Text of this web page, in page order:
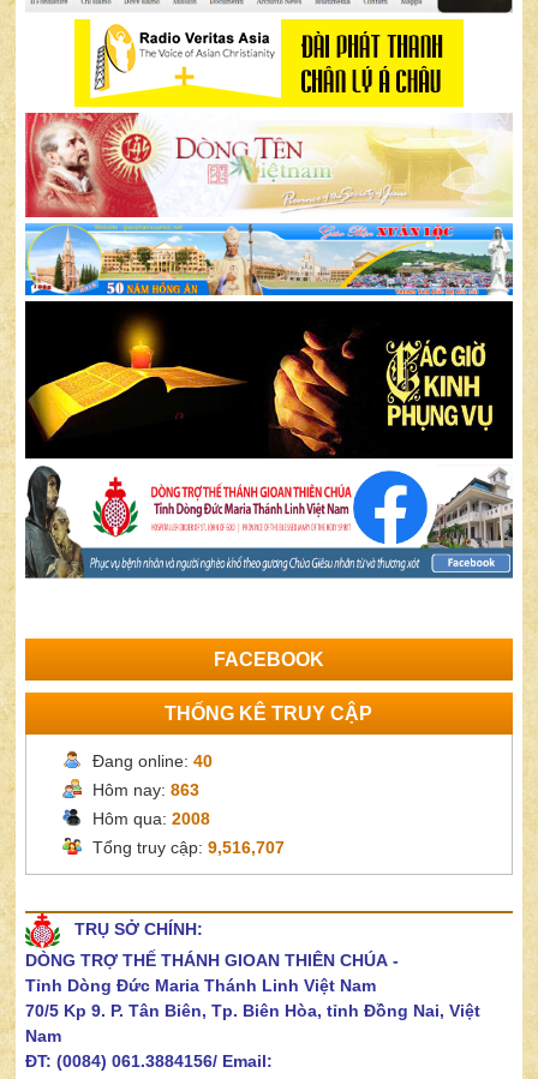
FACEBOOK
THỐNG KÊ TRUY CẬP
Đang online:40
Hôm nay:863
Hôm qua:2008
Tổng truy cập:9,516,707
TRỤ SỞ CHÍNH:
DÒNG TRỢ THẾ THÁNH GIOAN THIÊN CHÚA -
Tỉnh Dòng Đức Maria Thánh Linh Việt Nam
70/5 Kp 9. P. Tân Biên, Tp. Biên Hòa, tỉnh Đồng Nai, Việt
Nam
ĐT: (0084) 061.3884156/ Email: